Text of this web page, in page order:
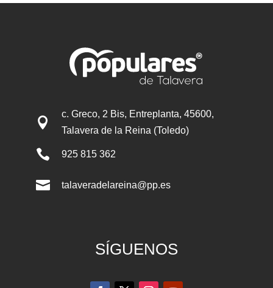

c. Greco, 2 Bis, Entreplanta, 45600,
Talavera de la Reina (Toledo)
 925 815 362
 talaveradelareina@pp.es
SÍGUENOS